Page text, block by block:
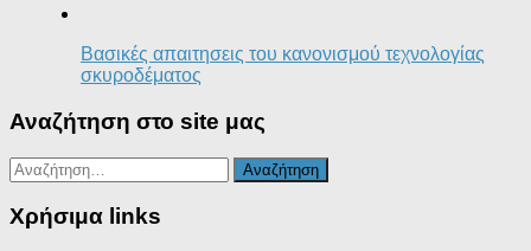
Βασικές απαιτησεις του κανονισμού τεχνολογίας
σκυροδέματος
Αναζήτηση στο site μας
Αναζήτηση
για:
Χρήσιμα links